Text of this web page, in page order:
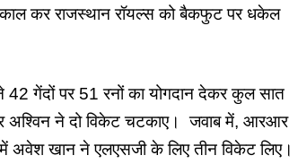
कर राजस्थान रॉयल्स को बैकफुट पर धकेल
42 गेंदों पर 51 रनों का योगदान देकर कुल सात
अश्विन ने दो विकेट चटकाए। जवाब में, आरआर
अवेश खान ने एलएसजी के लिए तीन विकेट लिए।